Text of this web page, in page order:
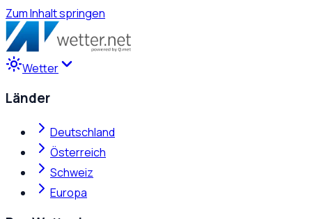
Zum Inhalt springen
Wetter
Länder
Deutschland
Österreich
Schweiz
Europa